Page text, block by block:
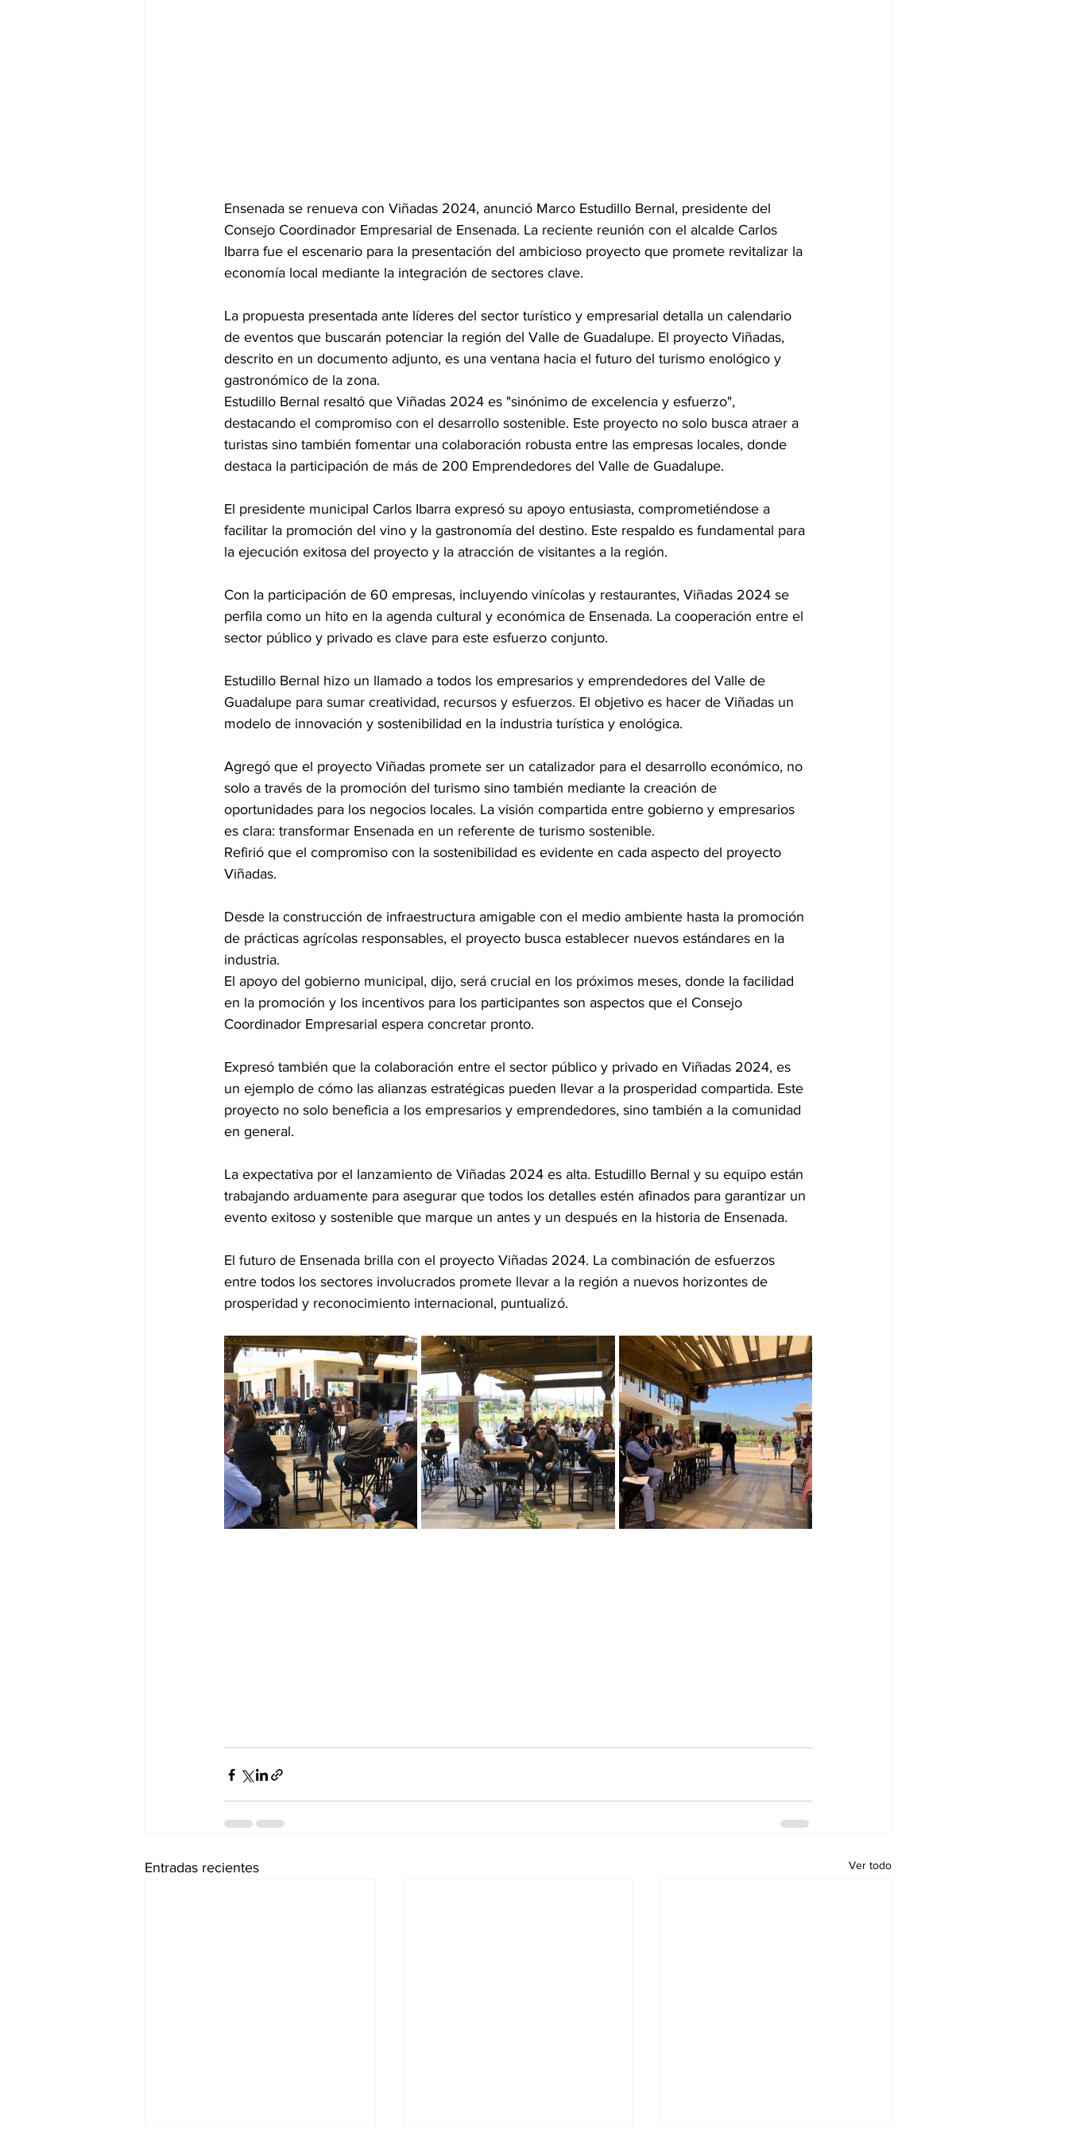
Ensenada se renueva con Viñadas 2024, anunció Marco Estudillo Bernal, presidente del
Consejo Coordinador Empresarial de Ensenada. La reciente reunión con el alcalde Carlos
Ibarra fue el escenario para la presentación del ambicioso proyecto que promete revitalizar la
economía local mediante la integración de sectores clave.
La propuesta presentada ante líderes del sector turístico y empresarial detalla un calendario
de eventos que buscarán potenciar la región del Valle de Guadalupe. El proyecto Viñadas,
descrito en un documento adjunto, es una ventana hacia el futuro del turismo enológico y
gastronómico de la zona.
Estudillo Bernal resaltó que Viñadas 2024 es "sinónimo de excelencia y esfuerzo",
destacando el compromiso con el desarrollo sostenible. Este proyecto no solo busca atraer a
turistas sino también fomentar una colaboración robusta entre las empresas locales, donde
destaca la participación de más de 200 Emprendedores del Valle de Guadalupe.
El presidente municipal Carlos Ibarra expresó su apoyo entusiasta, comprometiéndose a
facilitar la promoción del vino y la gastronomía del destino. Este respaldo es fundamental para
la ejecución exitosa del proyecto y la atracción de visitantes a la región.
Con la participación de 60 empresas, incluyendo vinícolas y restaurantes, Viñadas 2024 se
perfila como un hito en la agenda cultural y económica de Ensenada. La cooperación entre el
sector público y privado es clave para este esfuerzo conjunto.
Estudillo Bernal hizo un llamado a todos los empresarios y emprendedores del Valle de
Guadalupe para sumar creatividad, recursos y esfuerzos. El objetivo es hacer de Viñadas un
modelo de innovación y sostenibilidad en la industria turística y enológica.
Agregó que el proyecto Viñadas promete ser un catalizador para el desarrollo económico, no
solo a través de la promoción del turismo sino también mediante la creación de
oportunidades para los negocios locales. La visión compartida entre gobierno y empresarios
es clara: transformar Ensenada en un referente de turismo sostenible.
Refirió que el compromiso con la sostenibilidad es evidente en cada aspecto del proyecto
Viñadas.
Desde la construcción de infraestructura amigable con el medio ambiente hasta la promoción
de prácticas agrícolas responsables, el proyecto busca establecer nuevos estándares en la
industria.
El apoyo del gobierno municipal, dijo, será crucial en los próximos meses, donde la facilidad
en la promoción y los incentivos para los participantes son aspectos que el Consejo
Coordinador Empresarial espera concretar pronto.
Expresó también que la colaboración entre el sector público y privado en Viñadas 2024, es
un ejemplo de cómo las alianzas estratégicas pueden llevar a la prosperidad compartida. Este
proyecto no solo beneficia a los empresarios y emprendedores, sino también a la comunidad
en general.
La expectativa por el lanzamiento de Viñadas 2024 es alta. Estudillo Bernal y su equipo están
trabajando arduamente para asegurar que todos los detalles estén afinados para garantizar un
evento exitoso y sostenible que marque un antes y un después en la historia de Ensenada.
El futuro de Ensenada brilla con el proyecto Viñadas 2024. La combinación de esfuerzos
entre todos los sectores involucrados promete llevar a la región a nuevos horizontes de
prosperidad y reconocimiento internacional, puntualizó.
Entradas recientes Ver todo